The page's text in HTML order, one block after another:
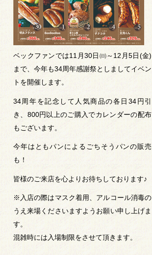
ベックファンでは11月30日㈰～12月5日(金)
まで、今年も34周年感謝祭としましてイベン
トを開催します。
34周年を記念して人気商品の各日34円引
き、800円以上のご購入でカレンダーの配布
もございます。
今年はともパンによるごちそうパンの販売
も！
皆様のご来店を心よりお待ちしております♪
※入店の際はマスク着用、アルコール消毒の
うえ来場くださいますようお願い申し上げま
す。
混雑時には入場制限をさせて頂きます。